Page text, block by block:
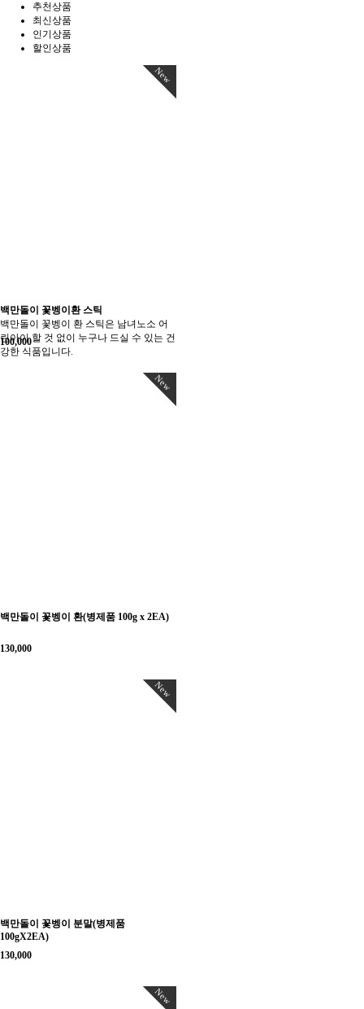
추천상품
최신상품
인기상품
할인상품
New
백만돌이 꽃벵이환 스틱
백만돌이 꽃벵이 환 스틱은 남녀노소 어
린아이 할 것 없이 누구나 드실 수 있는 건
강한 식품입니다.
100,000
New
백만돌이 꽃벵이 환(병제품 100g x 2EA)
130,000
New
백만돌이 꽃벵이 분말(병제품
100gX2EA)
130,000
New